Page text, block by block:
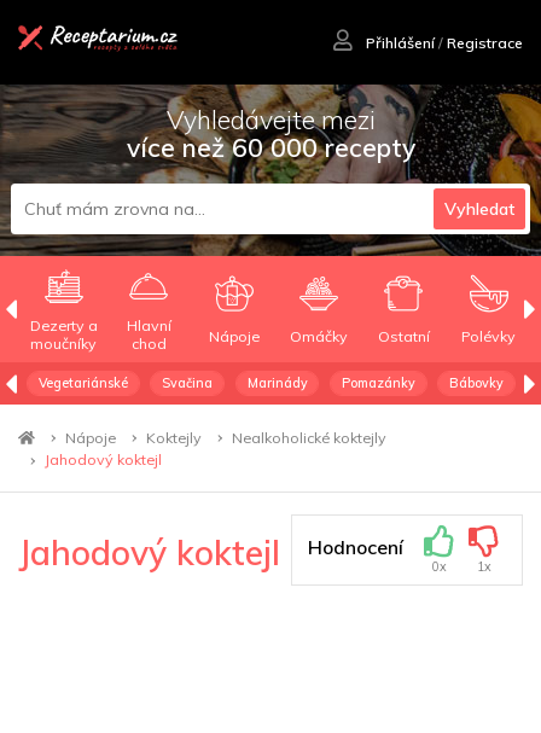
Přihlášení/ Registrace
Vyhledávejte mezi
více než 60 000 recepty
Vyhledat
Dezerty a
moučníky
Hlavní
chod
Nápoje Omáčky Ostatní Polévky
Vegetariánské Svačina Marinády Pomazánky Bábovky
Nápoje Koktejly
Nealkoholické koktejly
Jahodový koktejl
Jahodový koktejl Hodnocení
0x 1x